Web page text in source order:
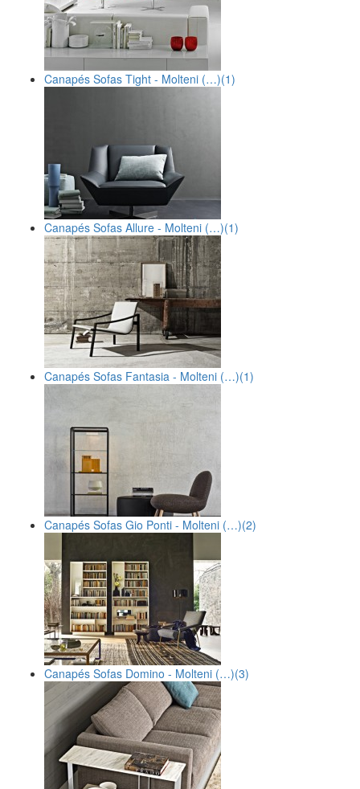
Canapés Sofas Tight - Molteni (…)(1)
Canapés Sofas Allure - Molteni (…)(1)
Canapés Sofas Fantasia - Molteni (…)(1)
Canapés Sofas Gio Ponti - Molteni (…)(2)
Canapés Sofas Domino - Molteni (…)(3)